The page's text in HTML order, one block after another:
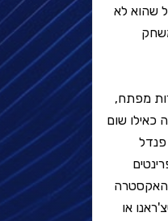
שהוא לא
אתמול. הוא היה גרוע מאוד, וגם לא רע (8 מסירות מפתח,
כאילו שום
בעיטות לשער, פנדל
האקסטרה
או